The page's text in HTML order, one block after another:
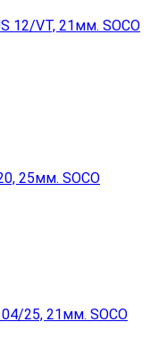
12/VT, 21мм. SOCO
25мм. SOCO
25, 21мм. SOCO